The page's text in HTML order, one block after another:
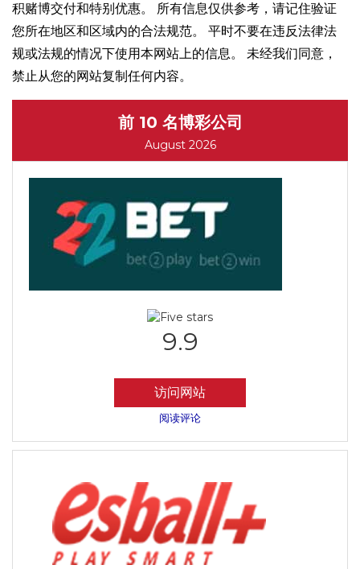
积赌博交付和特别优惠。 所有信息仅供参考，请记住验证
您所在地区和区域内的合法规范。 平时不要在违反法律法
规或法规的情况下使用本网站上的信息。 未经我们同意，
禁止从您的网站复制任何内容。
前 10 名博彩公司
August 2026
9.9
访问网站
阅读评论